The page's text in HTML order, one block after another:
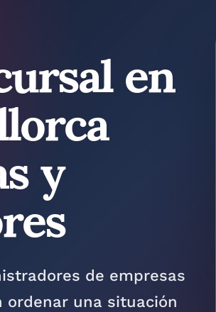
en
y
de empresas
ordenar una situación